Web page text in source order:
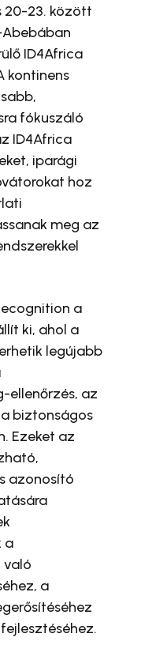
20-23. között
ID4Africa
kontinens
fókuszáló
ID4Africa
iparági
hoz
meg az
a
ki, ahol a
legújabb
ellenőrzés, az
biztonságos
Ezeket az
azonosító
a
a